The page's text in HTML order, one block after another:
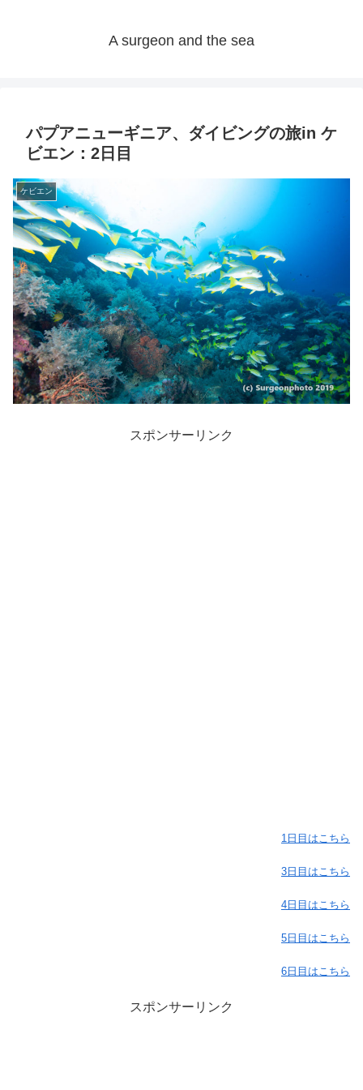
A surgeon and the sea
パプアニューギニア、ダイビングの旅in ケ
ビエン：2日目
ケビエン
スポンサーリンク
1日目はこちら
3日目はこちら
4日目はこちら
5日目はこちら
6日目はこちら
スポンサーリンク